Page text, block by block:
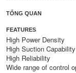
TỔNG QUAN
FEATURES
High Power Density
High Suction Capability
High Reliability
Wide range of control